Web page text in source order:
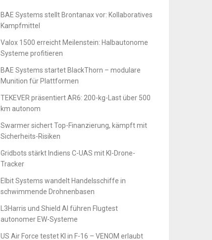
BAE Systems stellt Brontanax vor: Kollaboratives
Kampfmittel
Valox 1500 erreicht Meilenstein: Halbautonome
Systeme profitieren
BAE Systems startet BlackThorn – modulare
Munition für Plattformen
TEKEVER präsentiert AR6: 200-kg-Last über 500
km autonom
Swarmer sichert Top-Finanzierung, kämpft mit
Sicherheits-Risiken
Gridbots stärkt Indiens C-UAS mit KI-Drone-
Tracker
Elbit Systems wandelt Handelsschiffe in
schwimmende Drohnenbasen
L3Harris und Shield AI führen Flugtest
autonomer EW-Systeme
US Air Force testet KI in F-16 – VENOM erlaubt